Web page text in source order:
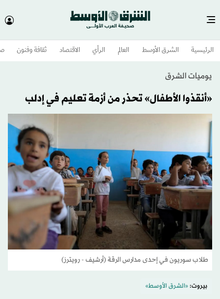
الرئيسية الشرق الأوسط​ العالم الرأي الاقتصاد ثقافة وفنون
يوميات الشرق
«أنقذوا الأطفال» تحذر من أزمة تعليم في إدلب
طلاب سوريون في إحدى مدارس الرقة (أرشيف - رويترز)
بيروت:«الشرق الأوسط»